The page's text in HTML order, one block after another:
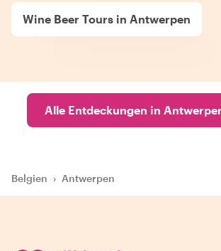
Wine Beer Tours in Antwerpen
Alle Entdeckungen in
Belgien › Antwerpen